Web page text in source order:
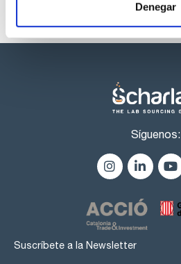
Denegar
Síguenos:
Suscríbete a la Newsletter